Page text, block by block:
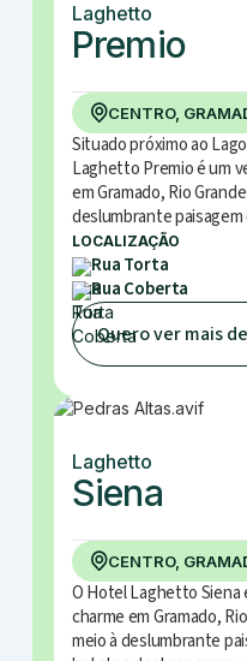
Laghetto
Premio
CENTRO,
Situado próximo ao
Laghetto Premio é um
em Gramado, Rio
deslumbrante paisagem
LOCALIZAÇÃO
Rua Torta
Rua Coberta
Quero ver mais
Laghetto
Siena
CENTRO,
O Hotel Laghetto Siena
charme em Gramado,
meio à deslumbrante